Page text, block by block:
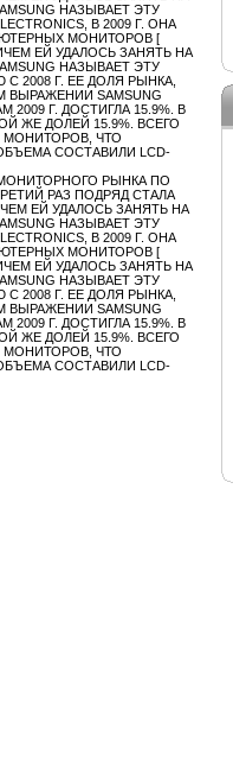
НАЗЫВАЕТ ЭТУ
В 2009 Г. ОНА
МОНИТОРОВ [
ЕЙ УДАЛОСЬ ЗАНЯТЬ НА
НАЗЫВАЕТ ЭТУ
2008 Г. ЕЕ ДОЛЯ РЫНКА,
ВЫРАЖЕНИИ SAMSUNG
Г. ДОСТИГЛА 15.9%. В
ЖЕ ДОЛЕЙ 15.9%. ВСЕГО
МОНИТОРОВ, ЧТО
СОСТАВИЛИ LCD-
МОНИТОРНОГО РЫНКА ПО
РАЗ ПОДРЯД СТАЛА
ЕЙ УДАЛОСЬ ЗАНЯТЬ НА
НАЗЫВАЕТ ЭТУ
В 2009 Г. ОНА
МОНИТОРОВ [
ЕЙ УДАЛОСЬ ЗАНЯТЬ НА
НАЗЫВАЕТ ЭТУ
2008 Г. ЕЕ ДОЛЯ РЫНКА,
ВЫРАЖЕНИИ SAMSUNG
Г. ДОСТИГЛА 15.9%. В
ЖЕ ДОЛЕЙ 15.9%. ВСЕГО
МОНИТОРОВ, ЧТО
СОСТАВИЛИ LCD-